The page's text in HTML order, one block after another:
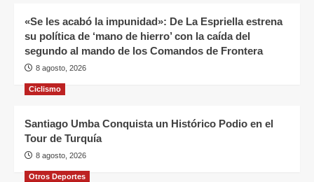
«Se les acabó la impunidad»: De La Espriella estrena
su política de ‘mano de hierro’ con la caída del
segundo al mando de los Comandos de Frontera
8 agosto, 2026
Ciclismo
Santiago Umba Conquista un Histórico Podio en el
Tour de Turquía
8 agosto, 2026
Otros Deportes